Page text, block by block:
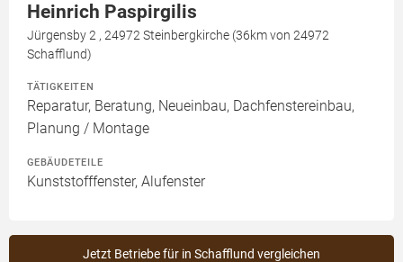
Heinrich Paspirgilis
Jürgensby 2 , 24972 Steinbergkirche (36km von 24972
Schafflund)
TÄTIGKEITEN
Reparatur, Beratung, Neueinbau, Dachfenstereinbau,
Planung / Montage
GEBÄUDETEILE
Kunststofffenster, Alufenster
Jetzt Betriebe für in Schafflund vergleichen